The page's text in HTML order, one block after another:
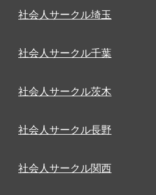
社会人サークル埼玉
社会人サークル千葉
社会人サークル茨木
社会人サークル長野
社会人サークル関西